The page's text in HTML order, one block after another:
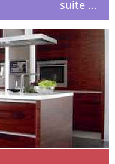
suite ...